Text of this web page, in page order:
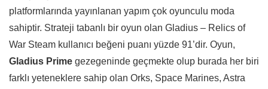
platformlarında yayınlanan yapım çok oyunculu moda
sahiptir. Strateji tabanlı bir oyun olan Gladius – Relics of
War Steam kullanıcı beğeni puanı yüzde 91’dir. Oyun,
Gladius Prime gezegeninde geçmekte olup burada her biri
farklı yeteneklere sahip olan Orks, Space Marines, Astra